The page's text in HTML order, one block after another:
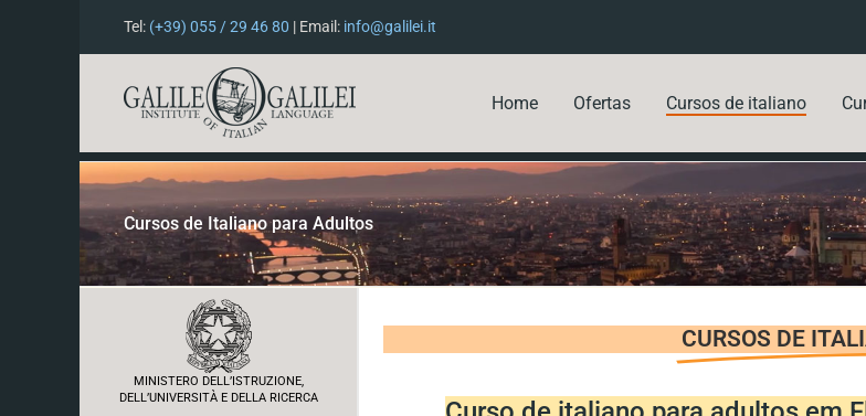
Tel: (+39) 055 / 29 46 80 | Email: info@galilei.it
Home Ofertas Cursos de italiano
Cursos de Italiano para Adultos
MINISTERO DELL’ISTRUZIONE,
DELL’UNIVERSITÀ E DELLA RICERCA
CURSOS DE